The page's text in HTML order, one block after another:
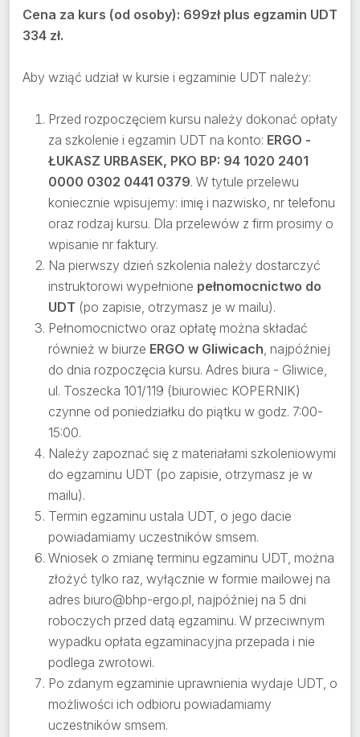
Cena za kurs (od osoby): 699zł plus egzamin UDT
334 zł.
Aby wziąć udział w kursie i egzaminie UDT należy:
Przed rozpoczęciem kursu należy dokonać opłaty
za szkolenie i egzamin UDT na konto: ERGO -
ŁUKASZ URBASEK, PKO BP: 94 1020 2401
0000 0302 0441 0379. W tytule przelewu
koniecznie wpisujemy: imię i nazwisko, nr telefonu
oraz rodzaj kursu. Dla przelewów z firm prosimy o
wpisanie nr faktury.
Na pierwszy dzień szkolenia należy dostarczyć
instruktorowi wypełnione pełnomocnictwo do
UDT (po zapisie, otrzymasz je w mailu).
Pełnomocnictwo oraz opłatę można składać
również w biurze ERGO w Gliwicach, najpóźniej
do dnia rozpoczęcia kursu. Adres biura - Gliwice,
ul. Toszecka 101/119 (biurowiec KOPERNIK)
czynne od poniedziałku do piątku w godz. 7:00-
15:00.
Należy zapoznać się z materiałami szkoleniowymi
do egzaminu UDT (po zapisie, otrzymasz je w
mailu).
Termin egzaminu ustala UDT, o jego dacie
powiadamiamy uczestników smsem.
Wniosek o zmianę terminu egzaminu UDT, można
złożyć tylko raz, wyłącznie w formie mailowej na
adres biuro@bhp-ergo.pl, najpóźniej na 5 dni
roboczych przed datą egzaminu. W przeciwnym
wypadku opłata egzaminacyjna przepada i nie
podlega zwrotowi.
Po zdanym egzaminie uprawnienia wydaje UDT, o
możliwości ich odbioru powiadamiamy
uczestników smsem.